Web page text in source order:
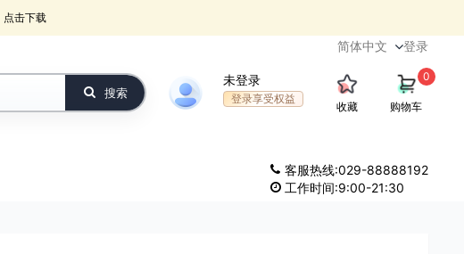
点击下载
登录
搜索
未登录
登录享受权益
收藏 购物车
0
客服热线:029-88888192
工作时间:9:00-21:30